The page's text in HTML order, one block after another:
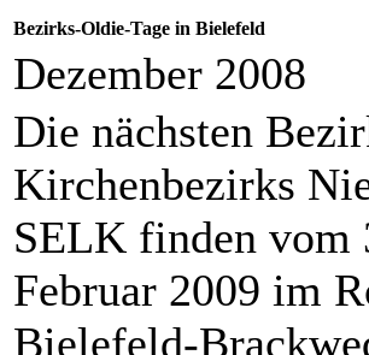
Bezirks-Oldie-Tage in Bielefeld
Dezember 2008
Die nächsten
Kirchenbezirks
SELK finden vom
Februar 2009 im
Bielefeld-